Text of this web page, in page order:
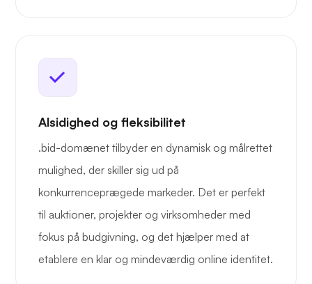
Alsidighed og fleksibilitet
.bid-domænet tilbyder en dynamisk og målrettet
mulighed, der skiller sig ud på
konkurrenceprægede markeder. Det er perfekt
til auktioner, projekter og virksomheder med
fokus på budgivning, og det hjælper med at
etablere en klar og mindeværdig online identitet.